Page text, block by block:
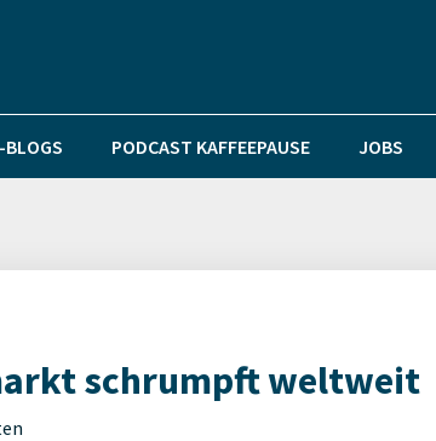
BLOGS PODCAST KAFFEEPAUSE JOBS
schrumpft weltweit